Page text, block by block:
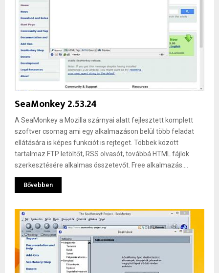
SeaMonkey 2.53.24
A SeaMonkey a Mozilla szárnyai alatt fejlesztett komplett
szoftver csomag ami egy alkalmazáson belül több feladat
ellátására is képes funkciót is rejteget. Többek között
tartalmaz FTP letöltőt, RSS olvasót, továbbá HTML fájlok
szerkesztésére alkalmas összetevőt. Free alkalmazás....
Bővebben